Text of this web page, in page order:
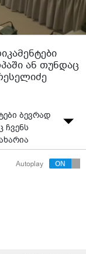
ან თუნდაც
ბევრად
ჩვენს
და
Autoplay